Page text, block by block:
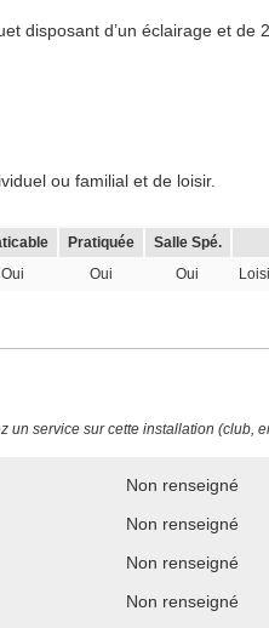
disposant d’un éclairage et de
ou familial et de loisir.
Pratiquée Salle Spé.
Oui Oui Oui
un service sur cette installation (club,
Non renseigné
Non renseigné
Non renseigné
Non renseigné